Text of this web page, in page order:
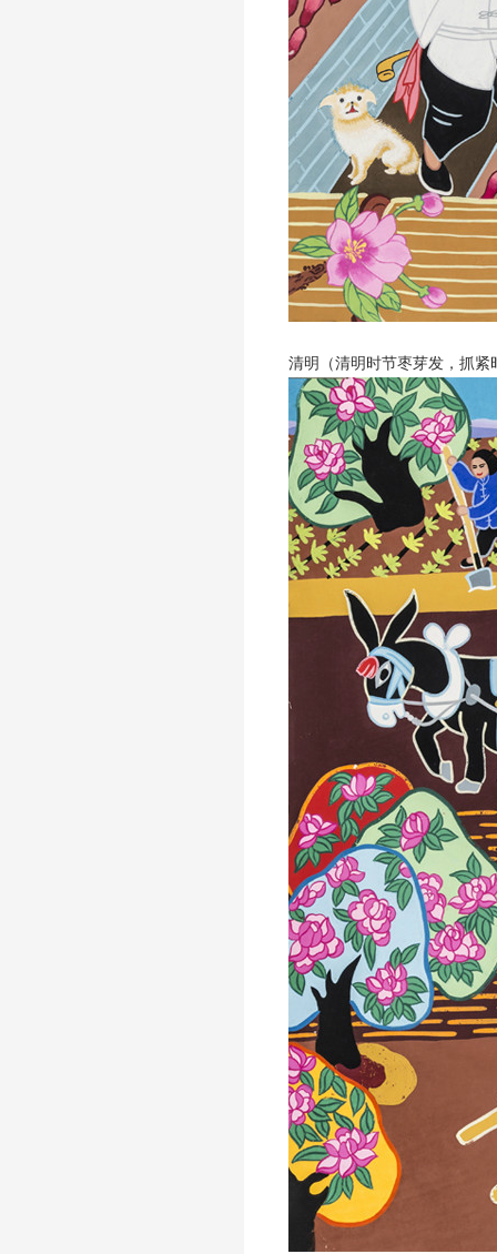
清明（清明时节枣芽发，抓